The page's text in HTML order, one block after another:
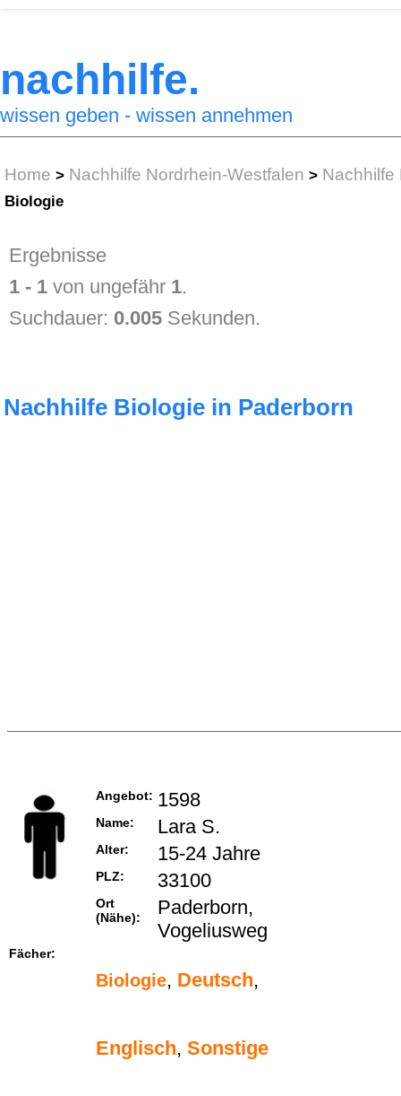
nachhilfe.
wissen geben - wissen annehmen
Home > Nachhilfe Nordrhein-Westfalen > Nachhilfe
Biologie
Ergebnisse
1 - 1 von ungefähr 1.
Suchdauer: 0.005 Sekunden.
Nachhilfe Biologie in Paderborn
Angebot: 1598
Name: Lara S.
Alter: 15-24 Jahre
PLZ: 33100
Ort
(Nähe):
Paderborn,
Vogeliusweg
Fächer:
Biologie, Deutsch,
Englisch, Sonstige